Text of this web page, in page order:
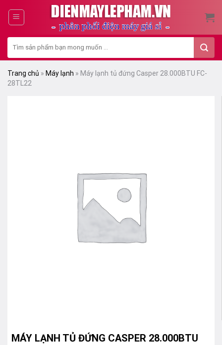
kiếm:
Trang chủ » Máy lạnh » Máy lạnh tủ đứng Casper 28.000BTU FC-
28TL22
MÁY LẠNH TỦ ĐỨNG CASPER 28.000BTU